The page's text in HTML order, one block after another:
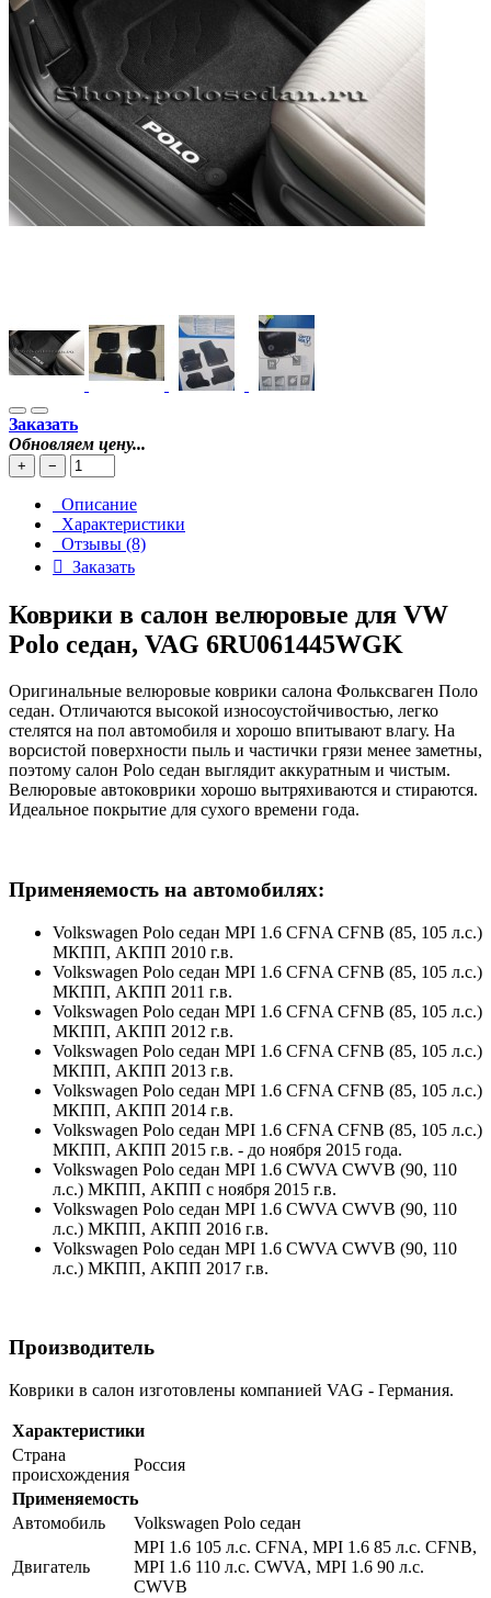
Заказать
Обновляем цену...
+ −
Описание
Характеристики
Отзывы (8)
Заказать
Коврики в салон велюровые для VW
Polo седан, VAG 6RU061445WGK
Оригинальные велюровые коврики салона Фольксваген Поло
седан. Отличаются высокой износоустойчивостью, легко
стелятся на пол автомобиля и хорошо впитывают влагу. На
ворсистой поверхности пыль и частички грязи менее заметны,
поэтому салон Polo седан выглядит аккуратным и чистым.
Велюровые автоковрики хорошо вытряхиваются и стираются.
Идеальное покрытие для сухого времени года.
Применяемость на автомобилях:
Volkswagen Polo седан MPI 1.6 CFNA CFNB (85, 105 л.с.)
МКПП, АКПП 2010 г.в.
Volkswagen Polo седан MPI 1.6 CFNA CFNB (85, 105 л.с.)
МКПП, АКПП 2011 г.в.
Volkswagen Polo седан MPI 1.6 CFNA CFNB (85, 105 л.с.)
МКПП, АКПП 2012 г.в.
Volkswagen Polo седан MPI 1.6 CFNA CFNB (85, 105 л.с.)
МКПП, АКПП 2013 г.в.
Volkswagen Polo седан MPI 1.6 CFNA CFNB (85, 105 л.с.)
МКПП, АКПП 2014 г.в.
Volkswagen Polo седан MPI 1.6 CFNA CFNB (85, 105 л.с.)
МКПП, АКПП 2015 г.в. - до ноября 2015 года.
Volkswagen Polo седан MPI 1.6 CWVA CWVB (90, 110
л.с.) МКПП, АКПП с ноября 2015 г.в.
Volkswagen Polo седан MPI 1.6 CWVA CWVB (90, 110
л.с.) МКПП, АКПП 2016 г.в.
Volkswagen Polo седан MPI 1.6 CWVA CWVB (90, 110
л.с.) МКПП, АКПП 2017 г.в.
Производитель
Коврики в салон изготовлены компанией VAG - Германия.
Характеристики
Страна
происхождения
Россия
Применяемость
Автомобиль
Volkswagen Polo седан
Двигатель
MPI 1.6 105 л.с. CFNA, MPI 1.6 85 л.с. CFNB,
MPI 1.6 110 л.с. CWVA, MPI 1.6 90 л.с.
CWVB